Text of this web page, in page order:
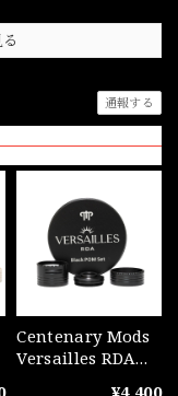
通報する
Centenary Mods
Versailles RDA